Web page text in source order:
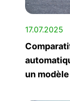
17.07.2025
un